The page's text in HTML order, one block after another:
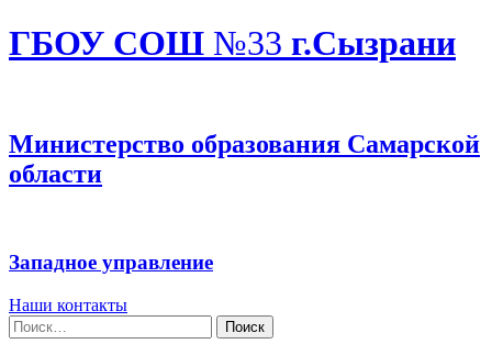
ГБОУ СОШ №33 г.Сызрани
Министерство образования Самарской
области
Западное управление
Наши контакты
Найти: